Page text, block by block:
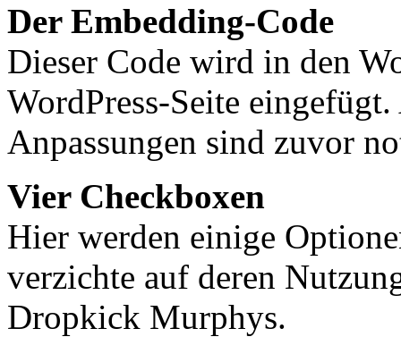
Der Embedding-Code
Dieser Code wird in den
WordPress-Seite
Anpassungen sind zuvor
Vier Checkboxen
Hier werden einige
verzichte auf deren
Dropkick Murphys.